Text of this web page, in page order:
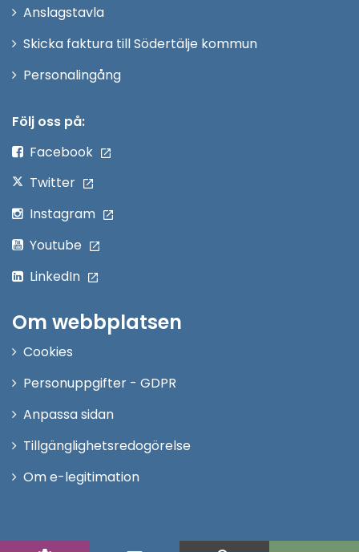
fönster
Anslagstavla
Skicka faktura till Södertälje kommun
PersonalingångÖppna
Följ oss på:
Facebook
Twitter
Instagram
Youtube
LinkedIn
Om webbplatsen
Cookies
Personuppgifter - GDPR
Anpassa sidan
Tillgänglighetsredogörelse
Om e-legitimation